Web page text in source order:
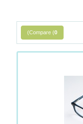
Compare (0
)